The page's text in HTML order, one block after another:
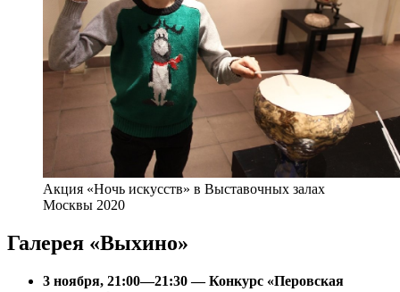
Акция «Ночь искусств» в Выставочных залах
Москвы 2020
Галерея «Выхино»
3 ноября, 21:00—21:30 — Конкурс «Перовская